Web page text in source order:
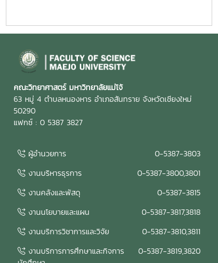
คณะวิทยาศาสตร์ มหาวิทยาลัยแม่โจ้
63 หมู่ 4 ตำบลหนองหาร อำเภอสันทราย จังหวัดเชียงใหม่
50290
แฟกซ์ : 0 5387 3827
ผู้อำนวยการ
0-5387-3803
งานบริหารธุรการ
0-5387-3800,3801
งานคลังและพัสดุ
0-5387-3815
งานนโยบายและแผน
0-5387-3817,3818
งานบริการวิชาการและวิจัย
0-5387-3810,3811
งานบริการการศึกษาและกิจการ
0-5387-3819,3820